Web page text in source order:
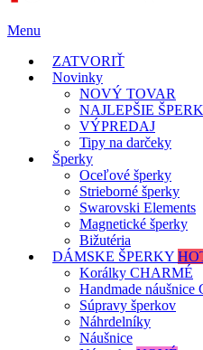
Menu
ZATVORIŤ
Novinky
NOVÝ TOVAR
NAJLEPŠIE
VÝPREDAJ
Tipy na darčeky
Šperky
Oceľové šperky
Strieborné šperky
Swarovski Elements
Magnetické šperky
Bižutéria
DÁMSKE ŠPERKY
Korálky CHARMÉ
Handmade náušnice
Súpravy šperkov
Náhrdelníky
Náušnice